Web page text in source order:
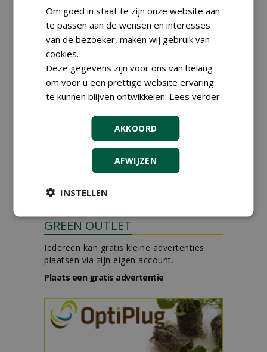
Boominspecteur bij
30-07-2026, Schalkwijk
Hoofdgreenkeeper (m/v)
Golfbaan KralingenOosthoek
groepRotterdam
30-07-2026
meer Groene Banen
GREEN OUTLET
Iedereen kan gratis kleine advertenties
plaatsen via zijn eigen account.
Plaats een gratis advertentie
Om goed in staat te zijn onze website aan
te passen aan de wensen en interesses
van de bezoeker, maken wij gebruik van
cookies.
Deze gegevens zijn voor ons van belang
om voor u een prettige website ervaring
te kunnen blijven ontwikkelen. Lees verder
AKKOORD
AFWIJZEN
INSTELLEN